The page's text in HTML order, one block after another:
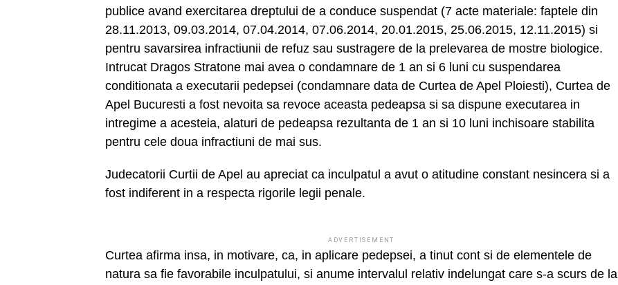
publice avand exercitarea dreptului de a conduce suspendat (7 acte materiale: faptele din
28.11.2013, 09.03.2014, 07.04.2014, 07.06.2014, 20.01.2015, 25.06.2015, 12.11.2015) si
pentru savarsirea infractiunii de refuz sau sustragere de la prelevarea de mostre biologice.
Intrucat Dragos Stratone mai avea o condamnare de 1 an si 6 luni cu suspendarea
conditionata a executarii pedepsei (condamnare data de Curtea de Apel Ploiesti), Curtea de
Apel Bucuresti a fost nevoita sa revoce aceasta pedeapsa si sa dispune executarea in
intregime a acesteia, alaturi de pedeapsa rezultanta de 1 an si 10 luni inchisoare stabilita
pentru cele doua infractiuni de mai sus.
Judecatorii Curtii de Apel au apreciat ca inculpatul a avut o atitudine constant nesincera si a
fost indiferent in a respecta rigorile legii penale.
ADVERTISEMENT
Curtea afirma insa, in motivare, ca, in aplicare pedepsei, a tinut cont si de elementele de
natura sa fie favorabile inculpatului, si anume intervalul relativ indelungat care s-a scurs de la